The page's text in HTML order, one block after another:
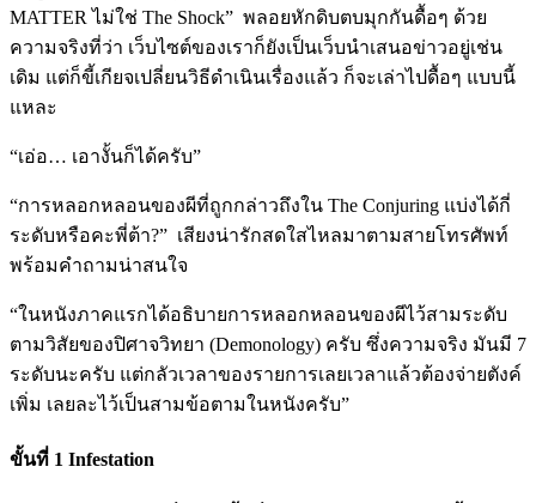
MATTER ไม่ใช่ The Shock” พลอยหักดิบตบมุกกันดื้อๆ ด้วย
ความจริงที่ว่า เว็บไซต์ของเราก็ยังเป็นเว็บนำเสนอข่าวอยู่เช่น
เดิม แต่ก็ขี้เกียจเปลี่ยนวิธีดำเนินเรื่องแล้ว ก็จะเล่าไปดื้อๆ แบบนี้
แหละ
“เอ่อ… เอางั้นก็ได้ครับ”
“การหลอกหลอนของผีที่ถูกกล่าวถึงใน The Conjuring แบ่งได้กี่
ระดับหรือคะพี่ต้า?” เสียงน่ารักสดใสไหลมาตามสายโทรศัพท์
พร้อมคำถามน่าสนใจ
“ในหนังภาคแรกได้อธิบายการหลอกหลอนของผีไว้สามระดับ
ตามวิสัยของปิศาจวิทยา (Demonology) ครับ ซึ่งความจริง มันมี 7
ระดับนะครับ แต่กลัวเวลาของรายการเลยเวลาแล้วต้องจ่ายตังค์
เพิ่ม เลยละไว้เป็นสามข้อตามในหนังครับ”
ขั้นที่ 1 Infestation